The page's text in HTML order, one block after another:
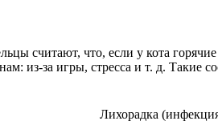
считают, что, если у кота
из-за игры, стресса и т. д. Такие
Лихорадка